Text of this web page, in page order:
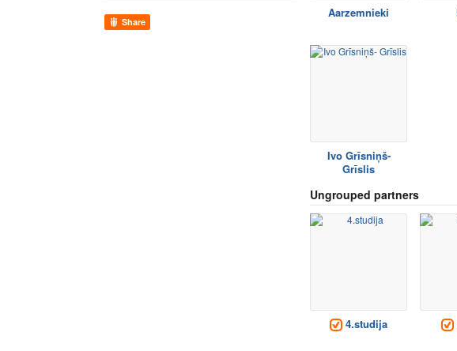
Share
Aarzemnieki
Ivo Grīsniņš-
Grīslis
Ungrouped partners
4.studija